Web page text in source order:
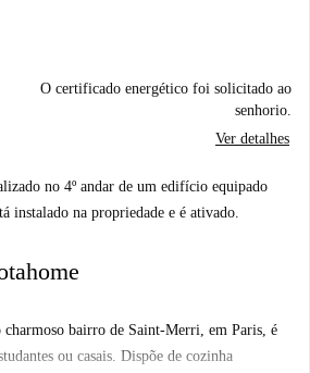
O certificado energético foi solicitado ao
senhorio.
Ver detalhes
no 4º andar de um edifício equipado
instalado na propriedade e é ativado.
bairro de Saint-Merri, em Paris, é
ou casais. Dispõe de cozinha